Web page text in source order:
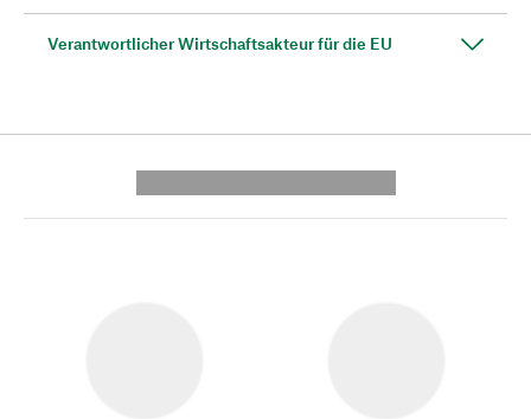
Verantwortlicher Wirtschaftsakteur für die EU